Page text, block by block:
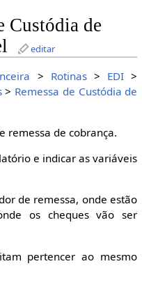
Custódia de
editar
> Rotinas> EDI >
> Remessa de Custódia de
remessa de cobrança.
e indicar as variáveis
de remessa, onde estão
os cheques vão ser
pertencer ao mesmo